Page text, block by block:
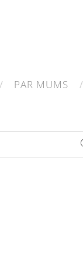
PAR MUMS